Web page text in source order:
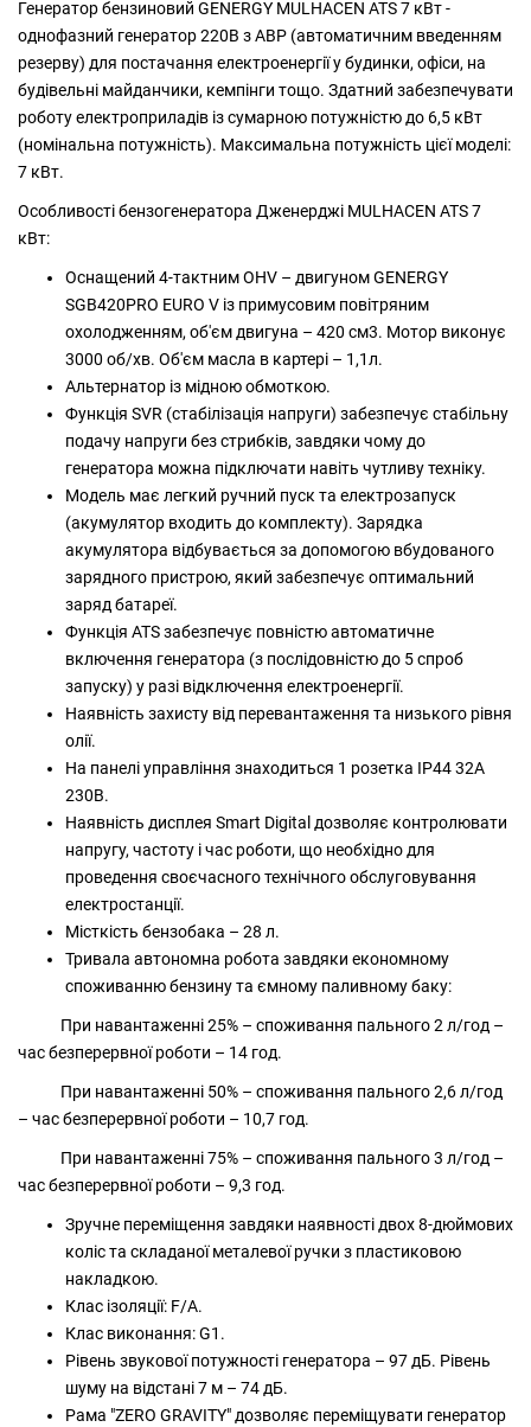
Генератор бензиновий GENERGY MULHACEN ATS 7 кВт -
однофазний генератор 220В з АВР (автоматичним введенням
резерву) для постачання електроенергії у будинки, офіси, на
будівельні майданчики, кемпінги тощо. Здатний забезпечувати
роботу електроприладів із сумарною потужністю до 6,5 кВт
(номінальна потужність). Максимальна потужність цієї моделі:
7 кВт.
Особливості бензогенератора Дженерджі MULHACEN ATS 7
кВт:
Оснащений 4-тактним OHV – двигуном GENERGY
SGB420PRO EURO V із примусовим повітряним
охолодженням, об'єм двигуна – 420 см3. Мотор виконує
3000 об/хв. Об'єм масла в картері – 1,1л.
Альтернатор із мідною обмоткою.
Функція SVR (стабілізація напруги) забезпечує стабільну
подачу напруги без стрибків, завдяки чому до
генератора можна підключати навіть чутливу техніку.
Модель має легкий ручний пуск та електрозапуск
(акумулятор входить до комплекту). Зарядка
акумулятора відбувається за допомогою вбудованого
зарядного пристрою, який забезпечує оптимальний
заряд батареї.
Функція ATS забезпечує повністю автоматичне
включення генератора (з послідовністю до 5 спроб
запуску) у разі відключення електроенергії.
Наявність захисту від перевантаження та низького рівня
олії.
На панелі управління знаходиться 1 розетка IP44 32А
230В.
Наявність дисплея Smart Digital дозволяє контролювати
напругу, частоту і час роботи, що необхідно для
проведення своєчасного технічного обслуговування
електростанції.
Місткість бензобака – 28 л.
Тривала автономна робота завдяки економному
споживанню бензину та ємному паливному баку:
При навантаженні 25% – споживання пального 2 л/год –
час безперервної роботи – 14 год.
При навантаженні 50% – споживання пального 2,6 л/год
– час безперервної роботи – 10,7 год.
При навантаженні 75% – споживання пального 3 л/год –
час безперервної роботи – 9,3 год.
Зручне переміщення завдяки наявності двох 8-дюймових
коліс та складаної металевої ручки з пластиковою
накладкою.
Клас ізоляції: F/A.
Клас виконання: G1.
Рівень звукової потужності генератора – 97 дБ. Рівень
шуму на відстані 7 м – 74 дБ.
Рама "ZERO GRAVITY" дозволяє переміщувати генератор